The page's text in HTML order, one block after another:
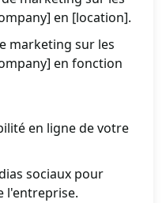
en [location].
marketing sur les
en fonction
en ligne de votre
sociaux pour
l'entreprise.